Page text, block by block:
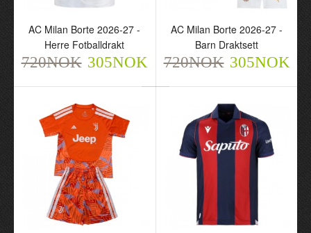
Herre Fotballdrakt
720NOK 305NOK
Barn Draktsett
720NOK 305NOK
Juventus Hjemme 2026-
Bologna Hjemme 2026-
AC Milan Borte 2026-27 -
Herre Fotballdrakt
720NOK 305NOK
AC Milan Borte 2026-27 -
Barn Draktsett
720NOK 305NOK